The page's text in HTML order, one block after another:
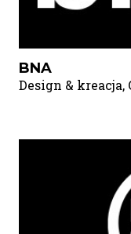
BNA
Design & kreacja,